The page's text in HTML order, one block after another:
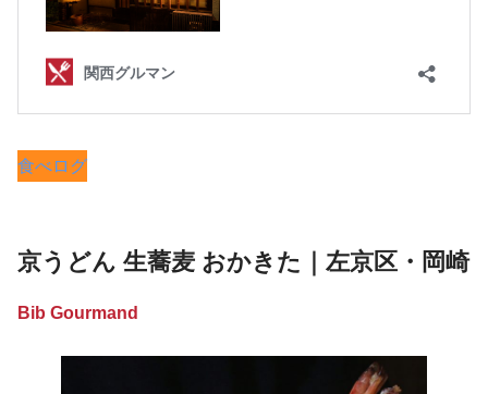
食べログ
京うどん 生蕎麦 おかきた｜左京区・岡崎
Bib Gourmand